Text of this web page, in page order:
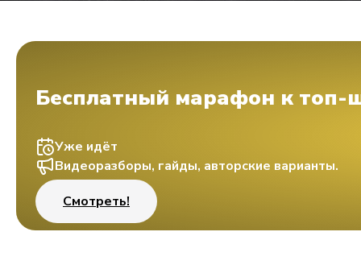
Бесплатный марафон к топ-
Уже идёт
Видеоразборы, гайды, авторские варианты.
Смотреть!